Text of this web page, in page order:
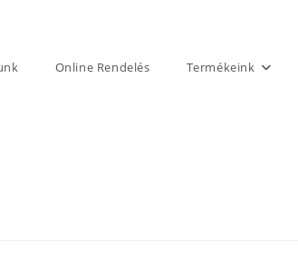
Online Rendelés Termékeink